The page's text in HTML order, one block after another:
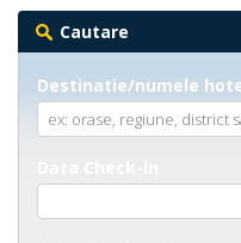
Cautare
Destinatie/numele